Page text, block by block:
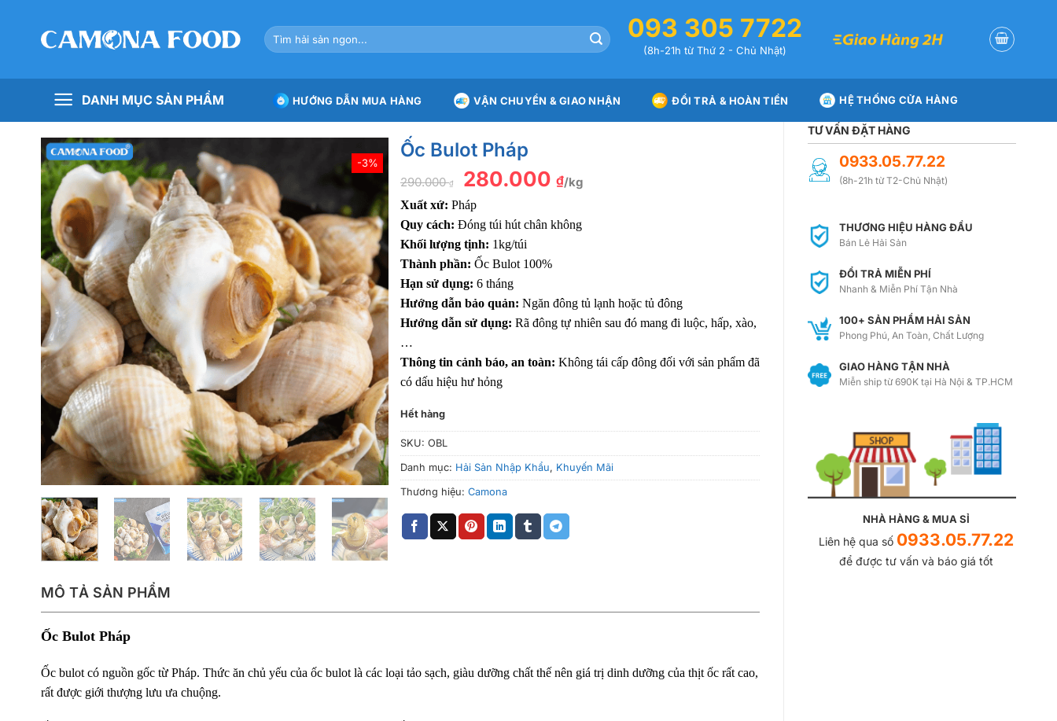
Tìm
kiếm:
093 305 7722
(8h-21h từ Thứ 2 - Chủ Nhật)
DANH MỤC SẢN PHẨM HƯỚNG DẪN MUA HÀNG VẬN CHUYỂN & GIAO NHẬN ĐỔI TRẢ & HOÀN TIỀN HỆ THỐNG CỬA HÀNG
TƯ VẤN ĐẶT HÀNG
0933.05.77.22
(8h-21h từ T2-Chủ Nhật)
THƯƠNG HIỆU HÀNG ĐẦU
Bán Lẻ Hải Sản
ĐỔI TRẢ MIỄN PHÍ
Nhanh & Miễn Phí Tận Nhà
100+ SẢN PHẨM HẢI SẢN
Phong Phú, An Toàn, Chất Lượng
GIAO HÀNG TẬN NHÀ
Miễn ship từ 690K tại Hà Nội & TP.HCM
NHÀ HÀNG & MUA SỈ
Liên hệ qua số 0933.05.77.22
để được tư vấn và báo giá tốt
-3%
Ốc Bulot Pháp
290.000₫
Giá
gốc
là:
290.000 ₫.
280.000 ₫Giá
hiện
280.000 ₫.
/kg
Xuất xứ: Pháp
Quy cách: Đóng túi hút chân không
Khối lượng tịnh: 1kg/túi
Thành phần: Ốc Bulot 100%
Hạn sử dụng: 6 tháng
Hướng dẫn bảo quản: Ngăn đông tủ lạnh hoặc tủ đông
Hướng dẫn sử dụng: Rã đông tự nhiên sau đó mang đi luộc, hấp, xào,
…
Thông tin cảnh báo, an toàn: Không tái cấp đông đối với sản phẩm đã
có dấu hiệu hư hỏng
Hết hàng
SKU: OBL
Danh mục: Hải Sản Nhập Khẩu, Khuyến Mãi
Thương hiệu: Camona
MÔ TẢ SẢN PHẨM
Ốc Bulot Pháp
Ốc bulot có nguồn gốc từ Pháp. Thức ăn chủ yếu của ốc bulot là các loại tảo sạch, giàu dưỡng chất thế nên giá trị dinh dưỡng của thịt ốc rất cao,
rất được giới thượng lưu ưa chuộng.